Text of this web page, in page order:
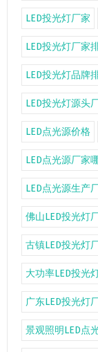
LED投光灯厂家
LED投光灯厂家
LED投光灯品牌
LED投光灯源头
LED点光源价格
LED点光源厂家
LED点光源生产
佛山LED投光灯
古镇LED投光灯
大功率LED投光
广东LED投光灯
景观照明LED点